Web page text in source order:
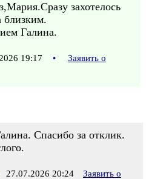
захотелось
близким.
Галина.
19:17 •
Заявить о
Спасибо за отклик.
27.07.2026 20:24
Заявить о